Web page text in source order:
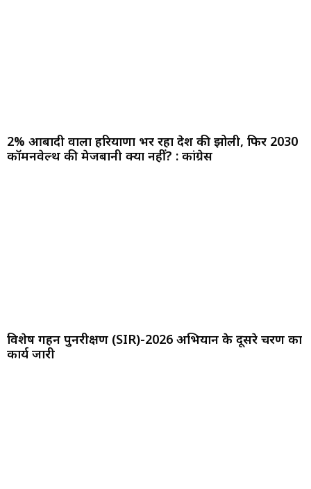
2% आबादी वाला हरियाणा भर रहा देश की झोली, फिर 2030
कॉमनवेल्थ की मेजबानी क्यों नहीं? : कांग्रेस
विशेष गहन पुनरीक्षण (SIR)-2026 अभियान के दूसरे चरण का
कार्य जारी